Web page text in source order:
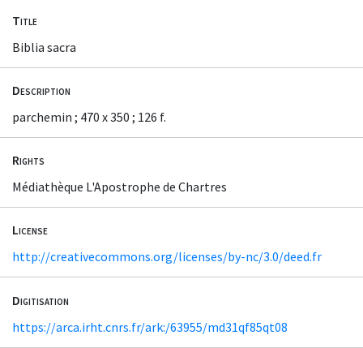
Title
Biblia sacra
Description
parchemin ; 470 x 350 ; 126 f.
Rights
Médiathèque L'Apostrophe de Chartres
License
http://creativecommons.org/licenses/by-nc/3.0/deed.fr
Digitisation
https://arca.irht.cnrs.fr/ark:/63955/md31qf85qt08